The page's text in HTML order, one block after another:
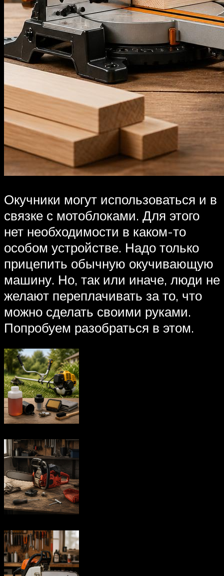
Окучники могут использоваться и в
связке с мотоблоками. Для этого
нет необходимости в каком-то
особом устройстве. Надо только
прицепить обычную окучивающую
машину. Но, так или иначе, люди не
желают переплачивать за то, что
можно сделать своими руками.
Попробуем разобраться в этом.